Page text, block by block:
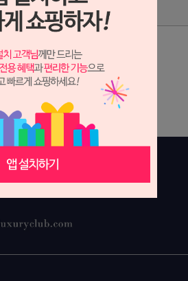
상품리뷰
상세정보 새창 열기
상세 정보를 확대해 보실 수 있습니다.